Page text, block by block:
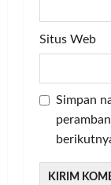
Situs Web
Simpan